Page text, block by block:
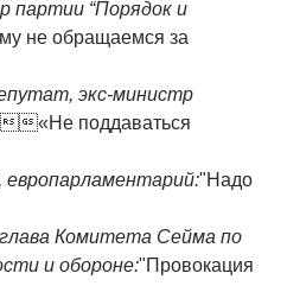
партии “Порядок и
не обращаемся за
экс-министр
«Не поддаваться
"Надо
Комитета Сейма по
и обороне:"Провокация